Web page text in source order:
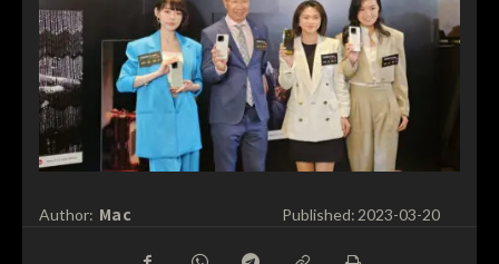
Author: Mac Published:2023-03-20